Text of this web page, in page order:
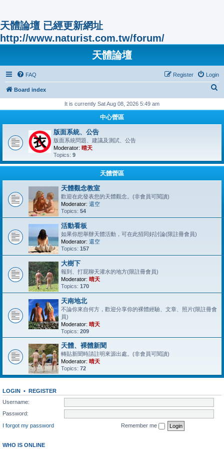
天體論壇 已經更新網址
http://www.naturist.com.tw/forum/
天體論壇
FAQ Login
Register
Board index
r
It is currently Sat Aug 08, 2026 5:49 am
中心營區
版面系統、公告
版面系統問題、建議及測試、公告
Moderator: 晴天
Topics: 9
天體營區
天體觀念教室
歡迎在此發表您的天體觀念。(非會員可閱讀)
Moderator: 還空
Topics: 54
活動看板
如果你想舉辦天體活動，可在此招同好討論(限註冊會員)
Moderator: 還空
Topics: 157
大樹下
報到、打屁聊天灌水的地方(限註冊會員)
Moderator: 晴天
Topics: 170
天南地北
不論你來自何方，歡迎分享你的裸體經驗、文章、照片(限註冊會
員)
Moderator: 晴天
Topics: 209
天體、裸體新聞
轉貼新聞時請註明來源出處。(非會員可閱讀)
Moderator: 晴天
Topics: 72
LOGIN • REGISTER
Username:
Password:
I forgot my password
Remember me
WHO IS ONLINE